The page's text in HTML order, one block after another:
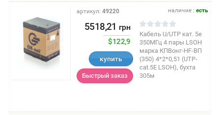
наличие :есть
артикул: 49220
5518,21 грн
$122,9
купить
Быстрый заказ
Кабель U/UTP кат. 5е
350МГц 4 пары LSOH
марка КПВонг-HF-ВП
(350) 4*2*0,51 (UTP-
cat.5E LSOH), бухта
305м